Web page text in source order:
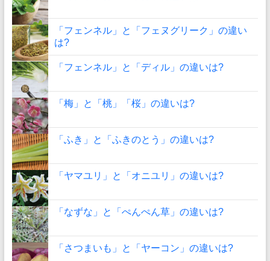
「フェンネル」と「フェヌグリーク」の違い
は?
「フェンネル」と「ディル」の違いは?
「梅」と「桃」「桜」の違いは?
「ふき」と「ふきのとう」の違いは?
「ヤマユリ」と「オニユリ」の違いは?
「なずな」と「ぺんぺん草」の違いは?
「さつまいも」と「ヤーコン」の違いは?